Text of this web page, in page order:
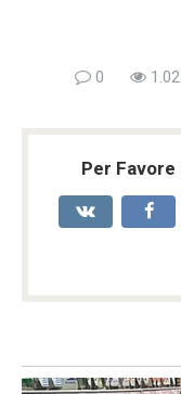
0
Per Favore